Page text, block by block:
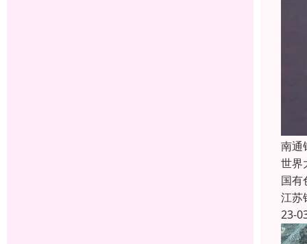
南通
世界
国有
江苏
23-